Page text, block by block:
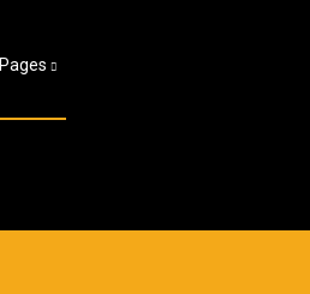
Pages